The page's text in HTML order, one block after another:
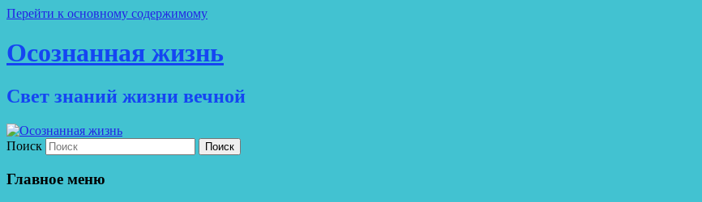
Перейти к основному содержимому
Осознанная жизнь
Свет знаний жизни вечной
Поиск
Главное меню